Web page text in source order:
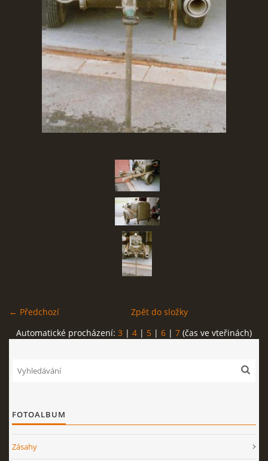
SBĚR VYSLOUŽILÉHO ELEKTROZAŘÍZENÍ
RADY V NOUZI, DŮLEŽITÉ TEL. ČÍSLA
Čeština English Deutsch
← Předchozí
Zpět do složky
Automatické procházení: 3 | 4 | 5 | 6 | 7 (čas ve vteřinách)
FOTOALBUM
Zásahy